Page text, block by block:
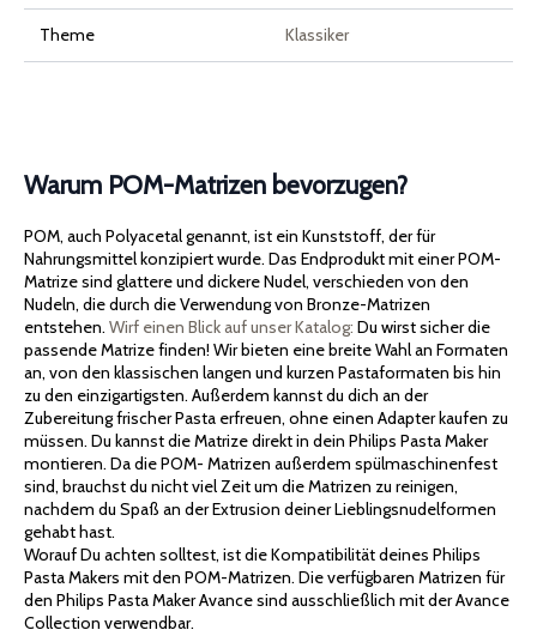
Theme Klassiker
Warum POM-Matrizen bevorzugen?
POM, auch Polyacetal genannt, ist ein Kunststoff, der für
Nahrungsmittel konzipiert wurde. Das Endprodukt mit einer POM-
Matrize sind glattere und dickere Nudel, verschieden von den
Nudeln, die durch die Verwendung von Bronze-Matrizen
entstehen. Wirf einen Blick auf unser Katalog: Du wirst sicher die
passende Matrize finden! Wir bieten eine breite Wahl an Formaten
an, von den klassischen langen und kurzen Pastaformaten bis hin
zu den einzigartigsten. Außerdem kannst du dich an der
Zubereitung frischer Pasta erfreuen, ohne einen Adapter kaufen zu
müssen. Du kannst die Matrize direkt in dein Philips Pasta Maker
montieren. Da die POM- Matrizen außerdem spülmaschinenfest
sind, brauchst du nicht viel Zeit um die Matrizen zu reinigen,
nachdem du Spaß an der Extrusion deiner Lieblingsnudelformen
gehabt hast.
Worauf Du achten solltest, ist die Kompatibilität deines Philips
Pasta Makers mit den POM-Matrizen. Die verfügbaren Matrizen für
den Philips Pasta Maker Avance sind ausschließlich mit der Avance
Collection verwendbar.